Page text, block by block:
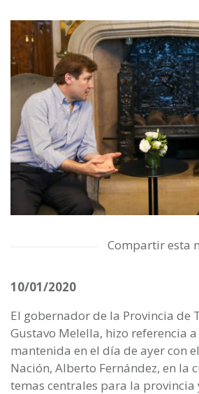
Compartir esta
10/01/2020
El gobernador de la Provincia de
Gustavo Melella, hizo referencia
mantenida en el día de ayer con
Nación, Alberto Fernández, en la
temas centrales para la provincia